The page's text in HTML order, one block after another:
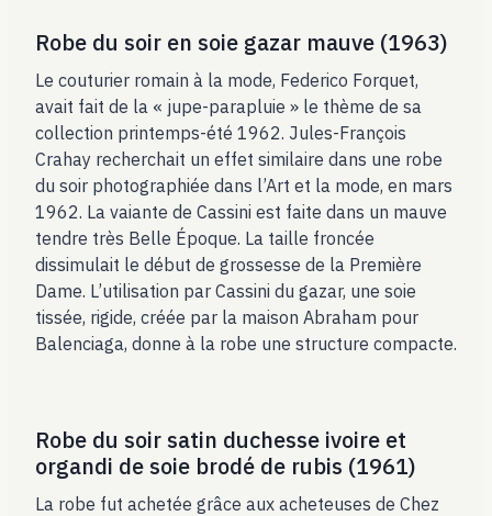
Robe du soir en soie gazar mauve (1963)
Le couturier romain à la mode, Federico Forquet,
avait fait de la « jupe-parapluie » le thème de sa
collection printemps-été 1962. Jules-François
Crahay recherchait un effet similaire dans une robe
du soir photographiée dans l’Art et la mode, en mars
1962. La vaiante de Cassini est faite dans un mauve
tendre très Belle Époque. La taille froncée
dissimulait le début de grossesse de la Première
Dame. L’utilisation par Cassini du gazar, une soie
tissée, rigide, créée par la maison Abraham pour
Balenciaga, donne à la robe une structure compacte.
Robe du soir satin duchesse ivoire et
organdi de soie brodé de rubis (1961)
La robe fut achetée grâce aux acheteuses de Chez